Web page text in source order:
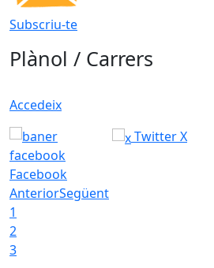
Subscriu-te
Plànol / Carrers
Accedeix
Facebook
Twitter X
AnteriorSegüent
1
2
3